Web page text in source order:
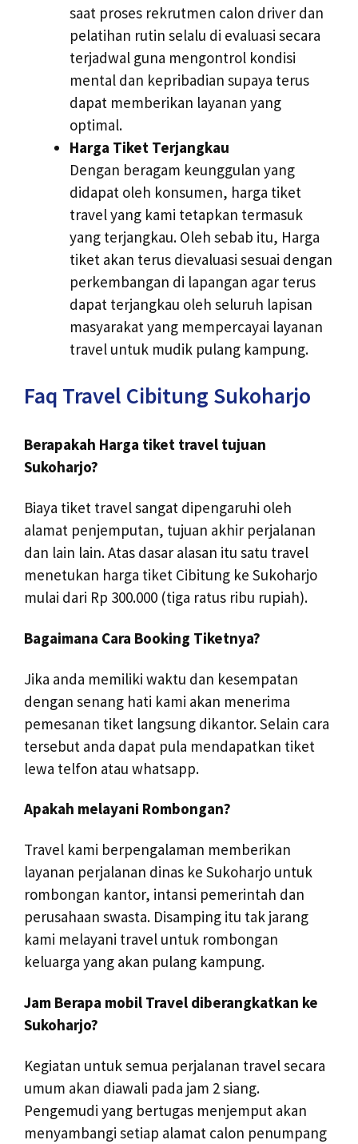
saat proses rekrutmen calon driver dan
pelatihan rutin selalu di evaluasi secara
terjadwal guna mengontrol kondisi
mental dan kepribadian supaya terus
dapat memberikan layanan yang
optimal.
Harga Tiket Terjangkau
Dengan beragam keunggulan yang
didapat oleh konsumen, harga tiket
travel yang kami tetapkan termasuk
yang terjangkau. Oleh sebab itu, Harga
tiket akan terus dievaluasi sesuai dengan
perkembangan di lapangan agar terus
dapat terjangkau oleh seluruh lapisan
masyarakat yang mempercayai layanan
travel untuk mudik pulang kampung.
Faq Travel Cibitung Sukoharjo
Berapakah Harga tiket travel tujuan
Sukoharjo?
Biaya tiket travel sangat dipengaruhi oleh
alamat penjemputan, tujuan akhir perjalanan
dan lain lain. Atas dasar alasan itu satu travel
menetukan harga tiket Cibitung ke Sukoharjo
mulai dari Rp 300.000 (tiga ratus ribu rupiah).
Bagaimana Cara Booking Tiketnya?
Jika anda memiliki waktu dan kesempatan
dengan senang hati kami akan menerima
pemesanan tiket langsung dikantor. Selain cara
tersebut anda dapat pula mendapatkan tiket
lewa telfon atau whatsapp.
Apakah melayani Rombongan?
Travel kami berpengalaman memberikan
layanan perjalanan dinas ke Sukoharjo untuk
rombongan kantor, intansi pemerintah dan
perusahaan swasta. Disamping itu tak jarang
kami melayani travel untuk rombongan
keluarga yang akan pulang kampung.
Jam Berapa mobil Travel diberangkatkan ke
Sukoharjo?
Kegiatan untuk semua perjalanan travel secara
umum akan diawali pada jam 2 siang.
Pengemudi yang bertugas menjemput akan
menyambangi setiap alamat calon penumpang